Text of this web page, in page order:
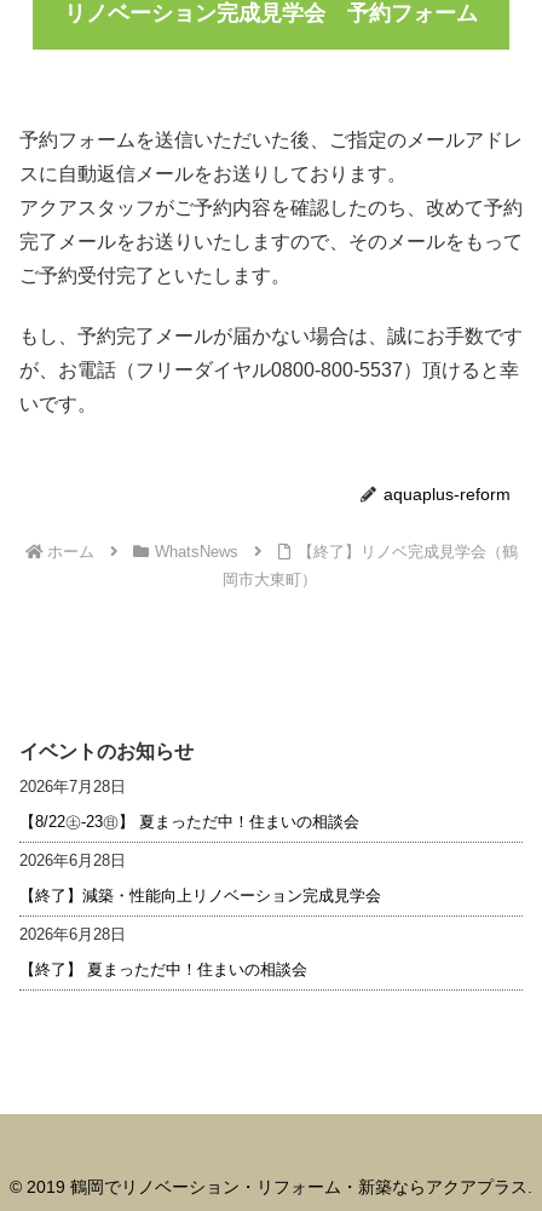
リノベーション完成見学会 予約フォーム
予約フォームを送信いただいた後、ご指定のメールアドレ
スに自動返信メールをお送りしております。
アクアスタッフがご予約内容を確認したのち、改めて予約
完了メールをお送りいたしますので、そのメールをもって
ご予約受付完了といたします。
もし、予約完了メールが届かない場合は、誠にお手数です
が、お電話（フリーダイヤル0800-800-5537）頂けると幸
いです。
aquaplus-reform
ホーム WhatsNews
【終了】リノベ完成見学会（鶴
岡市大東町）
イベントのお知らせ
2026年7月28日
【8/22㊏-23㊐】 夏まっただ中！住まいの相談会
2026年6月28日
【終了】減築・性能向上リノベーション完成見学会
2026年6月28日
【終了】 夏まっただ中！住まいの相談会
© 2019 鶴岡でリノベーション・リフォーム・新築ならアクアプラス.